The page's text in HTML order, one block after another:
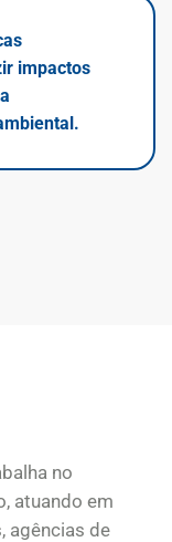
impactos
no
atuando em
agências de